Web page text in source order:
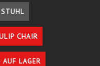
CHAIR
LAGER